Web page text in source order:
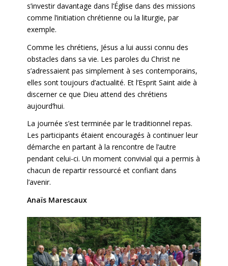
s’investir davantage dans l’Église dans des missions
comme l’initiation chrétienne ou la liturgie, par
exemple.
Comme les chrétiens, Jésus a lui aussi connu des
obstacles dans sa vie. Les paroles du Christ ne
s’adressaient pas simplement à ses contemporains,
elles sont toujours d’actualité. Et l’Esprit Saint aide à
discerner ce que Dieu attend des chrétiens
aujourd’hui.
La journée s’est terminée par le traditionnel repas.
Les participants étaient encouragés à continuer leur
démarche en partant à la rencontre de l’autre
pendant celui-ci. Un moment convivial qui a permis à
chacun de repartir ressourcé et confiant dans
l’avenir.
Anaïs Marescaux